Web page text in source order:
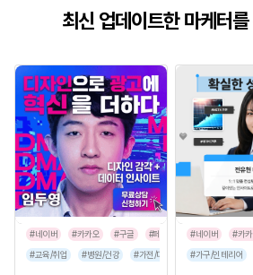
최신 업데이트한 마케터
#네이버 #카카오 #구글 #페이스북
#인스타그램
#교육/취업
#병원/건강 #가전/디지털 #뷰티/미용 #
#네이버 #카
#가구/인테리어